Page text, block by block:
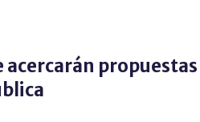
acercarán propuestas